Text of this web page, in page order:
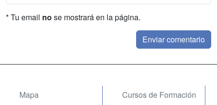
* Tu email no se mostrará en la página.
Mapa
Cursos de Formación